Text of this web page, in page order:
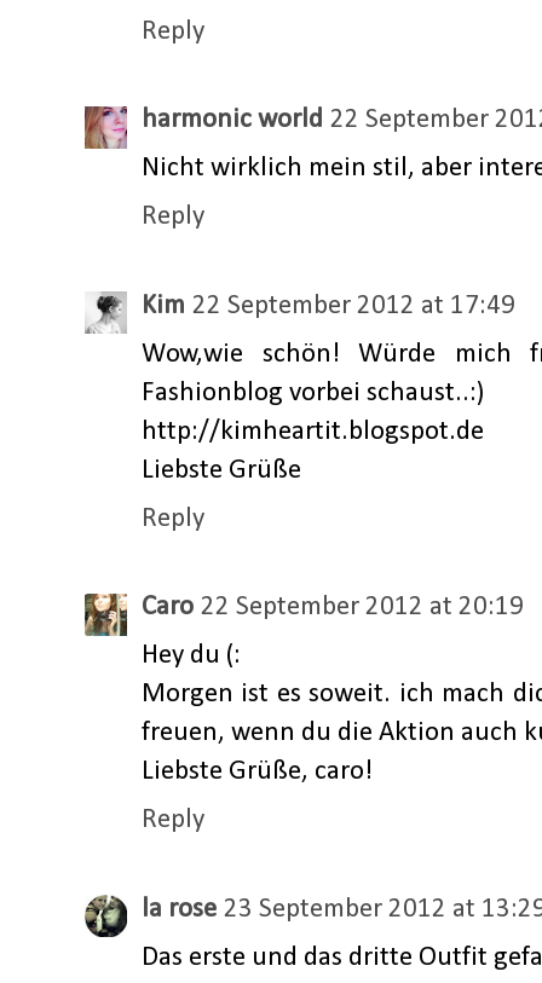
Reply
harmonic world 22 September
Nicht wirklich mein stil, aber
Reply
Kim 22 September 2012 at 17:49
Wow,wie schön! Würde mich
Fashionblog vorbei schaust..:)
http://kimheartit.blogspot.de
Liebste Grüße
Reply
Caro 22 September 2012 at 20:19
Hey du (:
Morgen ist es soweit. ich mach
freuen, wenn du die Aktion auch
Liebste Grüße, caro!
Reply
la rose 23 September 2012 at
Das erste und das dritte Outfit